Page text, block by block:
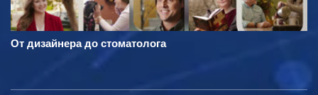
От дизайнера до стоматолога